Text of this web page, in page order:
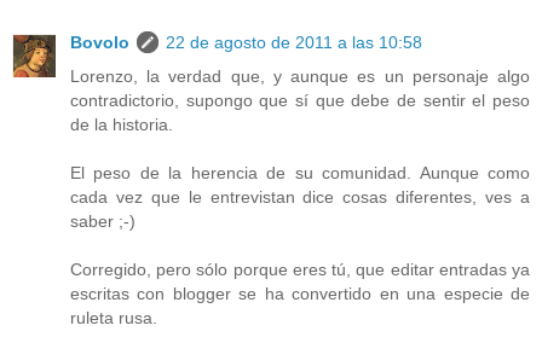
Bovolo
22 de agosto de 2011 a las 10:58
Lorenzo, la verdad que, y aunque es un personaje algo
contradictorio, supongo que sí que debe de sentir el peso
de la historia.
El peso de la herencia de su comunidad. Aunque como
cada vez que le entrevistan dice cosas diferentes, ves a
saber ;-)
Corregido, pero sólo porque eres tú, que editar entradas ya
escritas con blogger se ha convertido en una especie de
ruleta rusa.